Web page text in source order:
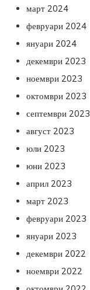
март 2024
февруари 2024
януари 2024
декември 2023
ноември 2023
октомври 2023
септември 2023
август 2023
юли 2023
юни 2023
април 2023
март 2023
февруари 2023
януари 2023
декември 2022
ноември 2022